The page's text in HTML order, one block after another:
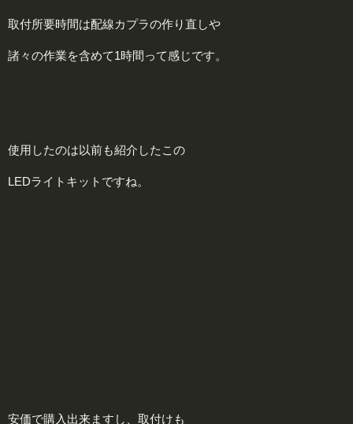
取付所要時間は配線カプラの作り直しや
諸々の作業を含めて1時間って感じです。
使用したのは以前も紹介したこの
LEDライトキットですね。
安価で購入出来ますし、取付けも